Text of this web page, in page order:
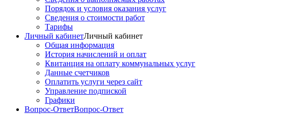
Порядок и условия оказания услуг
Сведения о стоимости работ
Тарифы
Личный кабинетЛичный кабинет
Общая информация
История начислений и оплат
Квитанция на оплату коммунальных услуг
Данные счетчиков
Оплатить услуги через сайт
Управление подпиской
Графики
Вопрос-ОтветВопрос-Ответ